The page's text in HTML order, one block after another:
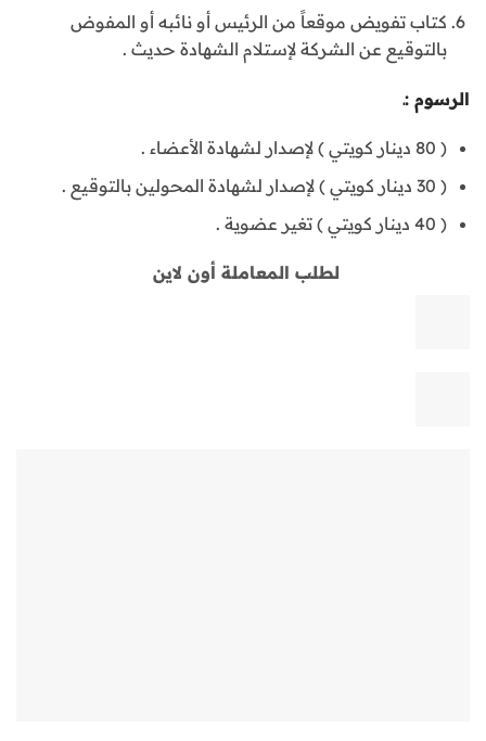
كتاب تفويض موقعاً من الرئيس أو نائبه أو المفوض
بالتوقيع عن الشركة لإستلام الشهادة حديث .
الرسوم :ـ
( 80 دينار كويتي ) لإصدار لشهادة الأعضاء .
( 30 دينار كويتي ) لإصدار لشهادة المحولين بالتوقيع .
( 40 دينار كويتي ) تغير عضوية .
لطلب المعاملة أون لاين